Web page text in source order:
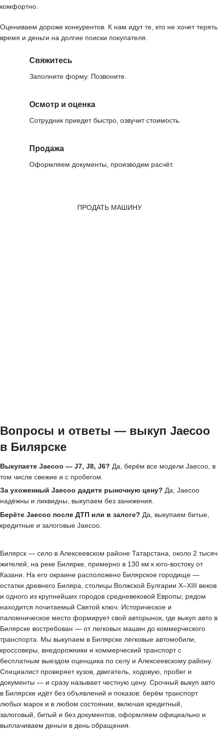
комфортно.
Оцениваем дороже конкурентов. К нам идут те, кто не хочет терять
время и деньги на долгие поиски покупателя.
Свяжитесь
Заполните форму. Позвоните.
Осмотр и оценка
Сотрудник приедет быстро, озвучит стоимость.
Продажа
Оформляем документы, производим расчёт.
ПРОДАТЬ МАШИНУ
Вопросы и ответы — выкуп Jaecoo
в Билярске
Выкупаете Jaecoo — J7, J8, J6? Да, берём все модели Jaecoo, в
том числе свежие и с пробегом.
За ухоженный Jaecoo дадите рыночную цену? Да, Jaecoo
надёжны и ликвидны, выкупаем без занижения.
Берёте Jaecoo после ДТП или в залоге? Да, выкупаем битые,
кредитные и залоговые Jaecoo.
Билярск — село в Алексеевском районе Татарстана, около 2 тысяч
жителей, на реке Билярке, примерно в 130 км к юго-востоку от
Казани. На его окраине расположено Билярское городище —
остатки древнего Биляра, столицы Волжской Булгарии X–XIII веков
и одного из крупнейших городов средневековой Европы; рядом
находится почитаемый Святой ключ. Историческое и
паломническое место формирует свой авторынок, где выкуп авто в
Билярске востребован — от легковых машин до коммерческого
транспорта. Мы выкупаем в Билярске легковые автомобили,
кроссоверы, внедорожники и коммерческий транспорт с
бесплатным выездом оценщика по селу и Алексеевскому району.
Специалист проверяет кузов, двигатель, ходовую, пробег и
документы — и сразу называет честную цену. Срочный выкуп авто
в Билярске идёт без объявлений и показов: берём транспорт
любых марок и в любом состоянии, включая кредитный,
залоговый, битый и без документов, оформляем официально и
выплачиваем деньги в день обращения.